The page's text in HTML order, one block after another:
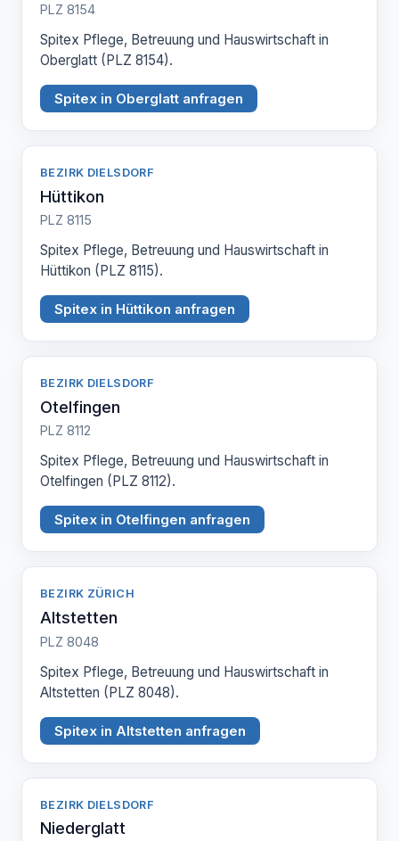
PLZ 8154
Spitex Pflege, Betreuung und Hauswirtschaft in
Oberglatt (PLZ 8154).
Spitex in Oberglatt anfragen
BEZIRK DIELSDORF
Hüttikon
PLZ 8115
Spitex Pflege, Betreuung und Hauswirtschaft in
Hüttikon (PLZ 8115).
Spitex in Hüttikon anfragen
BEZIRK DIELSDORF
Otelfingen
PLZ 8112
Spitex Pflege, Betreuung und Hauswirtschaft in
Otelfingen (PLZ 8112).
Spitex in Otelfingen anfragen
BEZIRK ZÜRICH
Altstetten
PLZ 8048
Spitex Pflege, Betreuung und Hauswirtschaft in
Altstetten (PLZ 8048).
Spitex in Altstetten anfragen
BEZIRK DIELSDORF
Niederglatt